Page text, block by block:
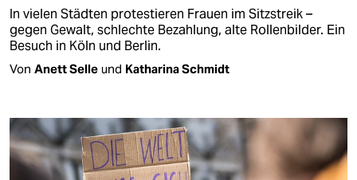
In vielen Städten protestieren Frauen im Sitzstreik –
gegen Gewalt, schlechte Bezahlung, alte Rollenbilder. Ein
Besuch in Köln und Berlin.
Von Anett Selle und Katharina Schmidt